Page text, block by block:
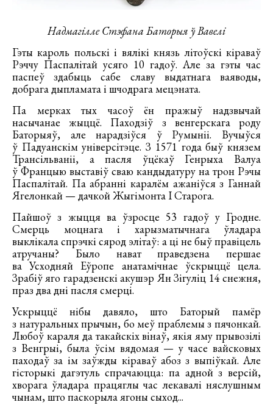
Надмагілле Стэфана Баторыя ў Вавелі
Гэты кароль польскі і вялікі князь літоўскі кіраваў
Рэччу Паспалітай усяго 10 гадоў. Але за гэты час
паспеў здабыць сабе славу выдатнага ваяводы,
добрага дыпламата і шчодрага мецэната.
Па мерках тых часоў ён пражыў надзвычай
насычанае жыццё. Паходзіў з венгерскага роду
Баторыяў, але нарадзіўся ў Румыніі. Вучыўся
ў Падуанскім універсітэце. З 1571 года быў князем
Трансільваніі, а пасля ўцёкаў Генрыха Валуа
ў Францыю выставіў сваю кандыдатуру на трон Рэчы
Паспалітай. Па абранні каралём ажаніўся з Ганнай
Ягелонкай — дачкой Жыгімонта I Старога.
Пайшоў з жыцця ва ўзросце 53 гадоў у Гродне.
Смерць моцнага і харызматычнага ўладара
выклікала спрэчкі сярод элітаў: а ці не быў правіцель
атручаны? Было нават праведзена першае
ва Усходняй Еўропе анатамічнае ўскрыццё цела.
Зрабіў яго гарадзенскі акушэр Ян Зігуліц 14 снежня,
праз два дні пасля смерці.
Ускрыццё нібы давяло, што Баторый памёр
з натуральных прычын, бо меў праблемы з пячонкай.
Любоў караля да такайскіх вінаў, якія яму прывозілі
з Венгрыі, была ўсім вядомая — у часе вайсковых
паходаў за ім заўжды кіраваў абоз з выпіўкай. Але
гісторыкі дагэтуль спрачаюцца: па адной з версій,
хворага ўладара працяглы час лекавалі няслушным
чынам, што паскорыла ягоны сыход...